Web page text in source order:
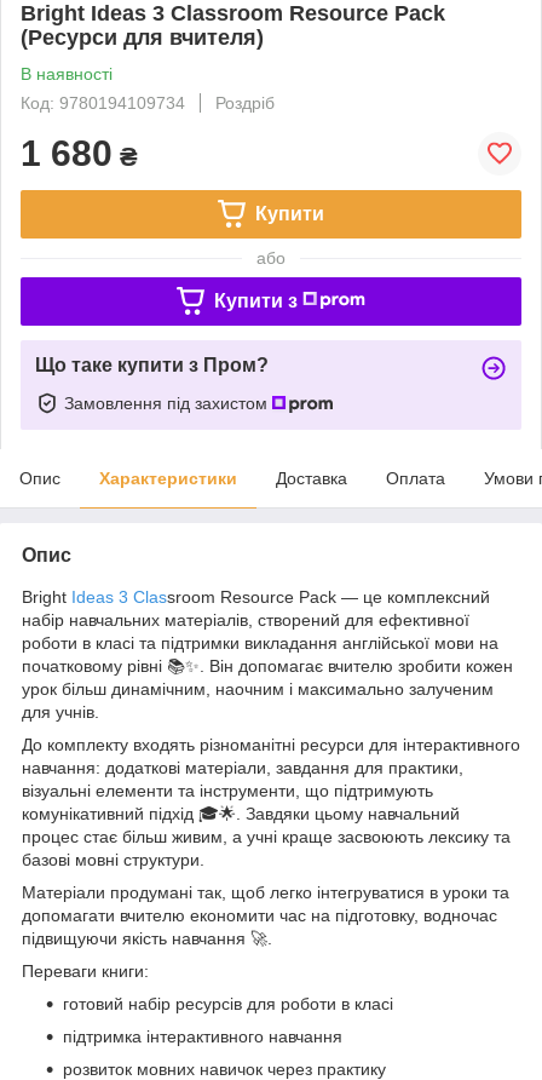
Bright Ideas 3 Classroom Resource Pack
(Ресурси для вчителя)
В наявності
Код: 9780194109734
Роздріб
1 680 ₴
Купити
або
Купити з
Що таке купити з Пром?
Замовлення під захистом
Опис Характеристики Доставка Оплата Умови
Опис
Bright Ideas 3 Classroom Resource Pack — це комплексний
набір навчальних матеріалів, створений для ефективної
роботи в класі та підтримки викладання англійської мови на
початковому рівні 📚✨. Він допомагає вчителю зробити кожен
урок більш динамічним, наочним і максимально залученим
для учнів.
До комплекту входять різноманітні ресурси для інтерактивного
навчання: додаткові матеріали, завдання для практики,
візуальні елементи та інструменти, що підтримують
комунікативний підхід 🎓🌟. Завдяки цьому навчальний
процес стає більш живим, а учні краще засвоюють лексику та
базові мовні структури.
Матеріали продумані так, щоб легко інтегруватися в уроки та
допомагати вчителю економити час на підготовку, водночас
підвищуючи якість навчання 🚀.
Переваги книги:
готовий набір ресурсів для роботи в класі
підтримка інтерактивного навчання
розвиток мовних навичок через практику